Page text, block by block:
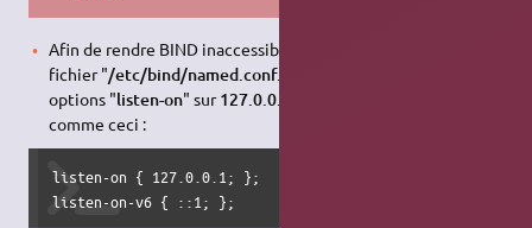
Afin de rendre BIND inaccessible depuis l'extérieur, éditer le
fichier "/etc/bind/named.conf.options
options "listen-on" sur127.0.0.1
comme ceci :
listen-on { 127.0.0.1; };
listen-on-v6 { ::1; };